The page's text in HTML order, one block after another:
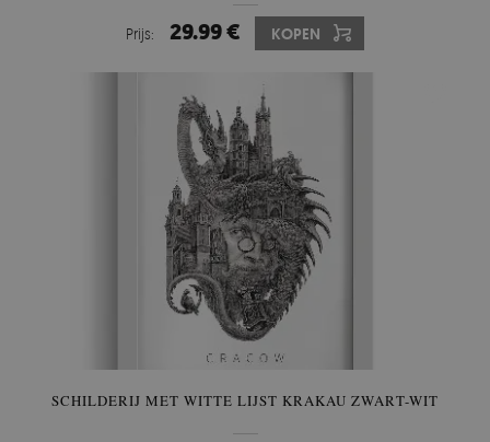
Prijs: 29.99 € KOPEN
SCHILDERIJ MET WITTE LIJST KRAKAU ZWART-WIT